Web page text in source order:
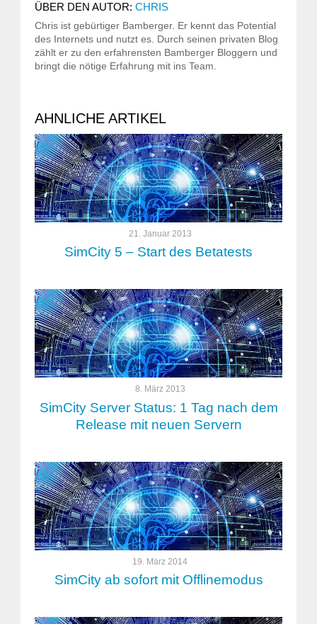
ÜBER DEN AUTOR: CHRIS
Chris ist gebürtiger Bamberger. Er kennt das Potential
des Internets und nutzt es. Durch seinen privaten Blog
zählt er zu den erfahrensten Bamberger Bloggern und
bringt die nötige Erfahrung mit ins Team.
AHNLICHE ARTIKEL
21. Januar 2013
SimCity 5 – Start des Betatests
8. März 2013
SimCity Server Status: 1 Tag nach dem
Release mit neuen Servern
19. März 2014
SimCity ab sofort mit Offlinemodus